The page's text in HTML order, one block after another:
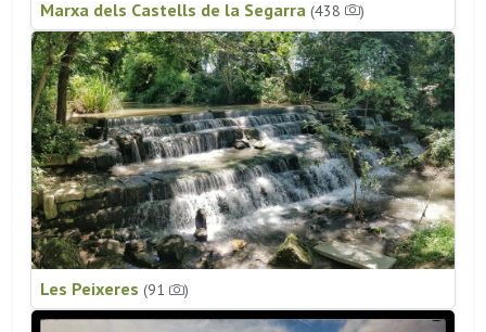
Marxa dels Castells de la Segarra (438 )
Les Peixeres (91 )